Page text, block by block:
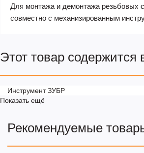
Для монтажа и демонтажа резьбовых
совместно с механизированным
Этот товар содержится
Инструмент ЗУБР
Показать ещё
Рекомендуемые